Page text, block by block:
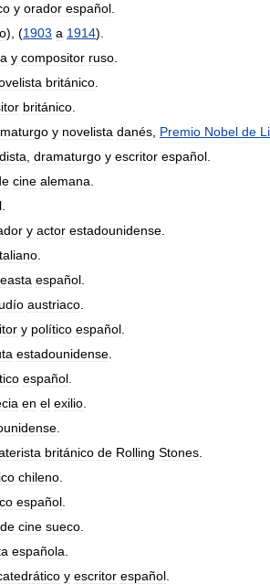
y orador español
), (1903 a 1914).
y compositor ruso
británico
británico
y novelista danés Premio Nobel de
dramaturgo y escritor español
cine alemana
y actor estadounidense
español
austriaco
y político español
estadounidense
español
en el exilio
británico de Rolling Stones
chileno
español
de cine sueco
española
y escritor español